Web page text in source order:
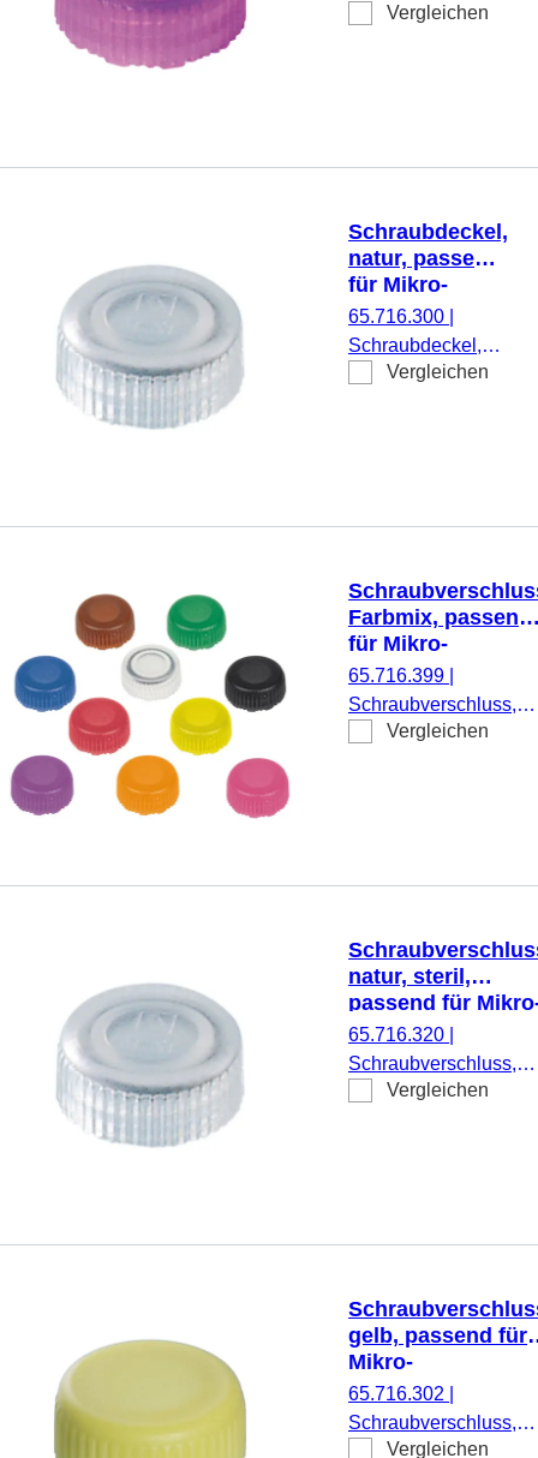
violett, passend für
Vergleichen
Schraubdeckel,
natur, passend
für Mikro-
Schraubröhren
65.716.300
Schraubdeckel,
natur, passend für
Vergleichen
Farbmix, passend
für Mikro-
Schraubröhren
65.716.399
Schraubverschluss,
Farbmix, passend für
Vergleichen
natur, steril,
passend für
Schraubröhren
65.716.320
Schraubverschluss,
natur, steril, passend
Vergleichen
gelb, passend für
Mikro-
Schraubröhren
65.716.302
Schraubverschluss,
gelb, passend für
Vergleichen